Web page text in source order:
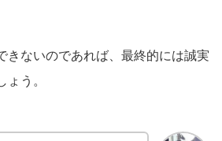
きないのであれば、最終的には誠実
う。